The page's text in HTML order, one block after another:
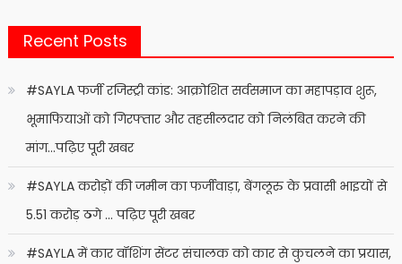
Recent Posts
#SAYLA फर्जी रजिस्ट्री कांड: आक्रोशित सर्वसमाज का महापड़ाव शुरू,
भूमाफियाओं को गिरफ्तार और तहसीलदार को निलंबित करने की
मांग…पढ़िए पूरी खबर
#SAYLA करोड़ों की जमीन का फर्जीवाड़ा, बेंगलूरु के प्रवासी भाइयों से
5.51 करोड़ ठगे … पढ़िए पूरी खबर
#SAYLA में कार वॉशिंग सेंटर संचालक को कार से कुचलने का प्रयास,